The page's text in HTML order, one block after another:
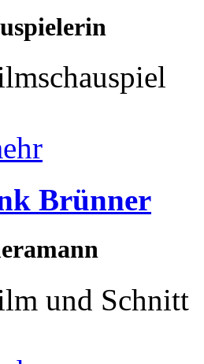
Brünner
und Schnitt